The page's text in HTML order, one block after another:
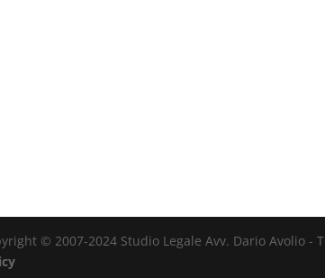
© 2007-2024 Studio Legale Avv. Dario Avolio